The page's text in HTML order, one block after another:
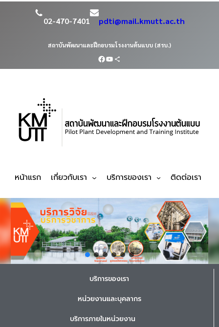
02-470-7401 pdti@mail.kmutt.ac.th
สถาบันพัฒนาและฝึกอบรมโรงงานต้นแบบ (สรบ.)
หน้าแรก เกี่ยวกับเรา บริการของเรา ติดต่อเรา
บริการของเรา
หน่วยงานและบุคลากร
บริการภายในหน่วยงาน